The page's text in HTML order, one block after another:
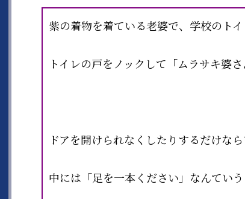
紫の着物を着ている老婆で、学校のトイ
トイレの戸をノックして「ムラサキ婆
ドアを開けられなくしたりするだけな
中には「足を一本ください」なんていう